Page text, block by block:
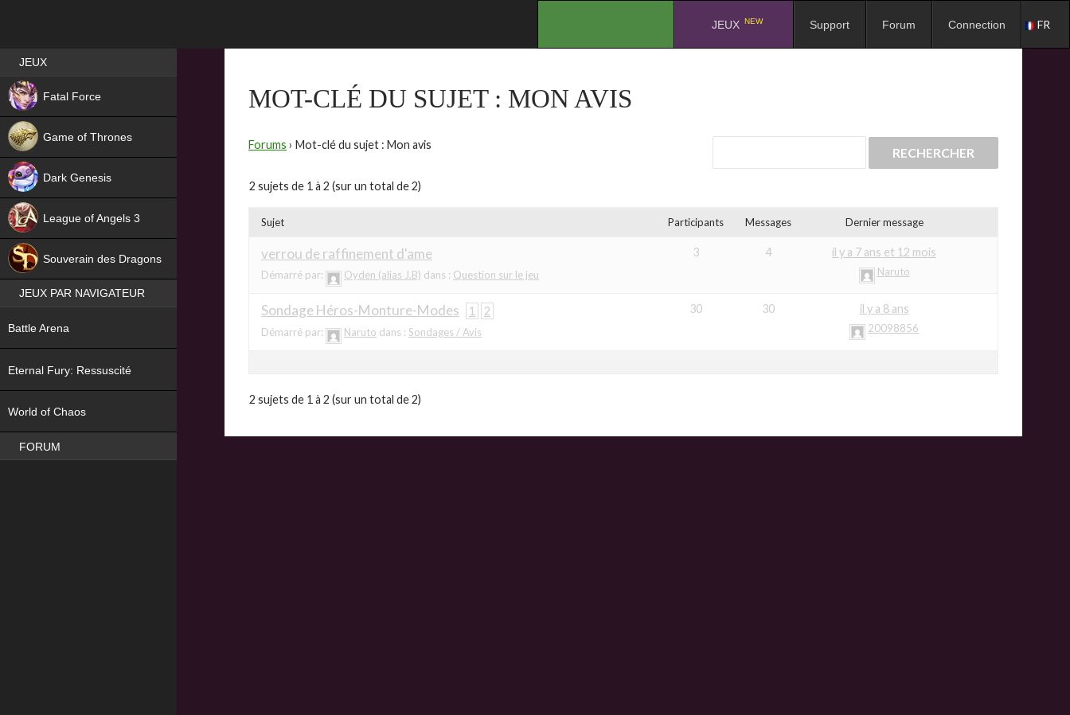
JEUX NEW Support Forum Connection FR
MOT-CLÉ DU SUJET : MON AVIS
Forums › Mot-clé du sujet : Mon avis
2 sujets de 1 à 2 (sur un total de 2)
Sujet Participants Messages Dernier message
verrou de raffinement d'ame
Démarré par: Oyden (alias J.B) dans : Question sur le jeu
3 4 il y a 7 ans et 12 mois
Naruto
Sondage Héros-Monture-Modes 1 2
Démarré par: Naruto dans : Sondages / Avis
30 30 il y a 8 ans
20098856
2 sujets de 1 à 2 (sur un total de 2)
Best RPG games in France
JEUX
Fatal Force
Game of Thrones
Dark Genesis
League of Angels 3
Souverain des Dragons
JEUX PAR NAVIGATEUR
Battle Arena
Eternal Fury: Ressuscité
World of Chaos
FORUM